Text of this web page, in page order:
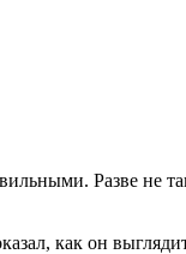
Разве не
как он